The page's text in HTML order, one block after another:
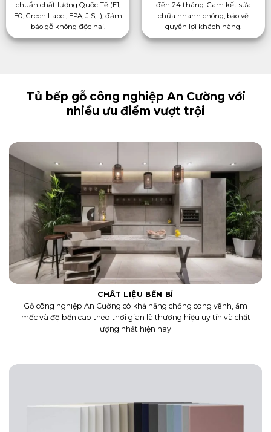
chuẩn chất lượng Quốc Tế (E1,
E0, Green Label, EPA, JIS,...), đảm
bảo gỗ không độc hại.
đến 24 tháng. Cam kết sửa
chữa nhanh chóng, bảo vệ
quyền lợi khách hàng.
Tủ bếp gỗ công nghiệp An Cường với
nhiều ưu điểm vượt trội
CHẤT LIỆU BỀN BỈ
Gỗ công nghiệp An Cường có khả năng chống cong vênh, ẩm
mốc và độ bền cao theo thời gian là thương hiệu uy tín và chất
lượng nhất hiện nay.